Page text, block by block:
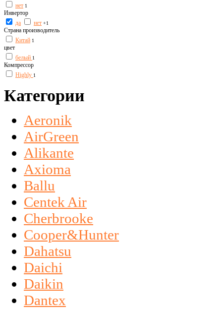
нет 1
Инвертор
да
нет +1
Страна производитель
Китай 1
цвет
белый 1
Компрессор
Highly 1
Категории
Aeronik
AirGreen
Alikante
Axioma
Ballu
Centek Air
Cherbrooke
Cooper&Hunter
Dahatsu
Daichi
Daikin
Dantex